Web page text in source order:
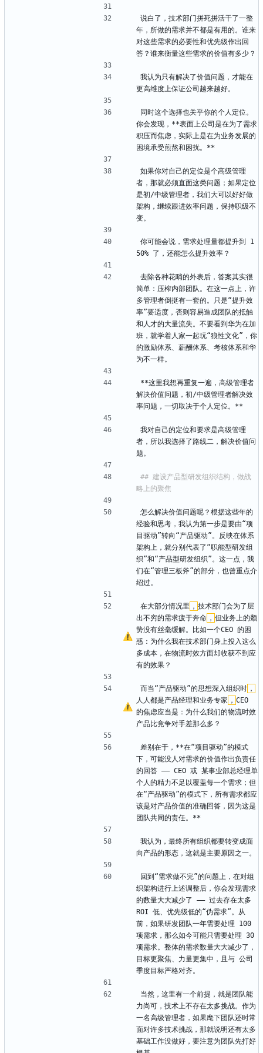
说白了，技术部门拼死拼活干了一整
年，所做的需求并不都是有用的。谁来
对这些需求的必要性和优先级作出回
答？谁来衡量这些需求的价值有多少？
我认为只有解决了价值问题，才能在
更高维度上保证公司越来越好。
同时这个选择也关乎你的个人定位。
你会发现，**表面上公司是在为了需求
积压而焦虑，实际上是在为业务发展的
困境承受煎熬和困扰。**
如果你对自己的定位是个高级管理
者，那就必须直面这类问题；如果定位
是初/中级管理者，我们大可以好好做
架构，继续跟进效率问题，保持职级不
变。
你可能会说，需求处理量都提升到 1
50% 了，还能怎么提升效率？
去除各种花哨的外表后，答案其实很
简单：压榨内部团队。在这一点上，许
多管理者倒挺有一套的。只是“提升效
率”要适度，否则容易造成团队的抵触
和人才的大量流失。不要看到华为在加
班，就学着人家一起玩“狼性文化”，你
的激励体系、薪酬体系、考核体系和华
为不一样。
**这里我想再重复一遍，高级管理者
解决价值问题，初/中级管理者解决效
率问题，一切取决于个人定位。**
我对自己的定位和要求是高级管理
者，所以我选择了路线二，解决价值问
题。
## 建设产品型研发组织结构，做战
怎么解决价值问题呢？根据这些年的
经验和思考，我认为第一步是要由“项
目驱动”转向“产品驱动”。反映在体系
架构上，就分别代表了“职能型研发组
织”和“产品型研发组织”。这一点，我
们在“管理三板斧”的部分，也曾重点介
绍过。
在大部分情况里 ， 技术部门会为了层
出不穷的需求疲于奔命 ， 但业务上的颓
势没有丝毫缓解。比如一个CEO 的困
惑：为什么我在技术部门身上投入这么
多成本，在物流时效方面却收获不到应
有的效果？
而当“产品驱动”的思想深入组织时 ，
人人都是产品经理和业务专家 ， CEO
的焦虑应当是：为什么我们的物流时效
产品比竞争对手差那么多？
差别在于，**在“项目驱动”的模式
下，可能没人对需求的价值作出负责任
的回答 —— CEO 或 某事业部总经理单
个人的精力不足以覆盖每一个需求；但
在“产品驱动”的模式下，所有需求都应
该是对产品价值的准确回答，因为这是
团队共同的责任。**
我认为，最终所有组织都要转变成面
向产品的形态，这就是主要原因之一。
回到“需求做不完”的问题上，在对组
织架构进行上述调整后，你会发现需求
的数量大大减少了 —— 过去存在太多
ROI 低、优先级低的“伪需求”。从
前，如果研发团队一年需要处理 100
项需求，那么如今可能只需要处理 30
项需求。整体的需求数量大大减少了，
目标更聚焦、力量更集中，且与 公司
季度目标严格对齐。
当然，这里有一个前提，就是团队能
力尚可，技术上不存在太多挑战。作为
一名高级管理者，如果麾下团队还时常
面对许多技术挑战，那就说明还有太多
基础工作没做好，要注意为团队先打好